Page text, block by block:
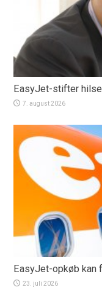
EasyJet-stifter
7. august 2026
EasyJet-opkøb kan
23. juli 2026